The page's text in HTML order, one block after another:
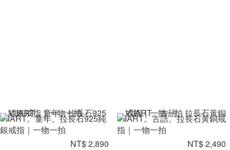
VIIART。童年。拉長石925純
銀戒指｜一物一拍
NT$ 2,890
VIIART。古語。拉長石黃銅戒
指｜一物一拍
NT$ 2,490